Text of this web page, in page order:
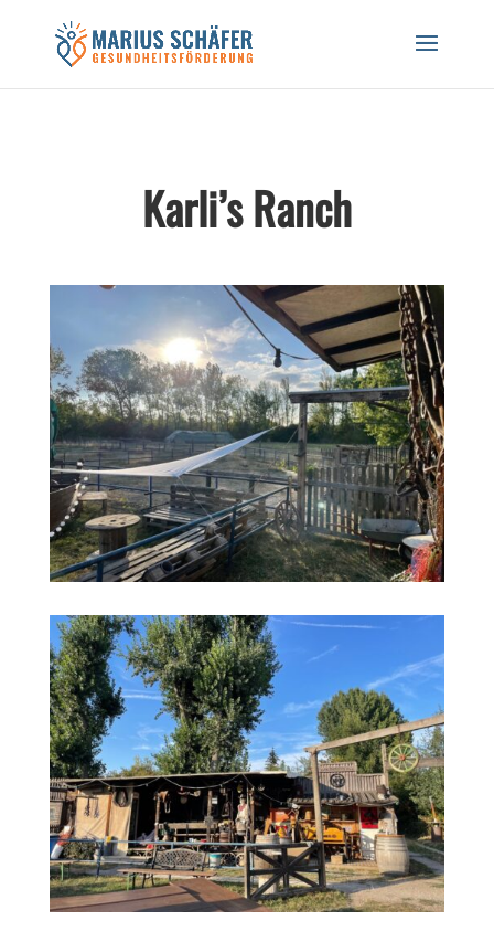
Black Friday Sale! 20% auf Workshops und
Gutscheine! CODE: BREATH24
Karli’s Ranch